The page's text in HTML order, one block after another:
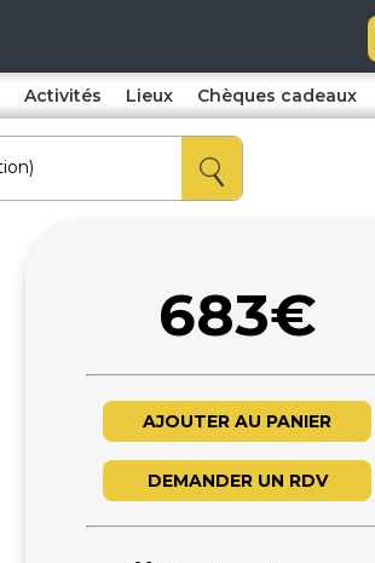
Activités Lieux Chèques cadeaux
683€
AJOUTER AU PANIER
DEMANDER UN RDV